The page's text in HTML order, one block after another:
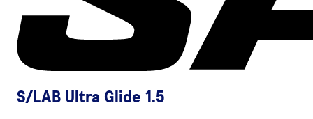
S/LAB Ultra Glide 1.5